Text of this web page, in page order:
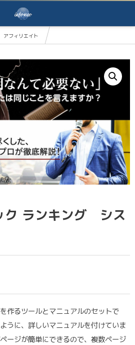
アフィリエイト
ク ランキング シス
作るツールとマニュアルのセットで
うに、詳しいマニュアルを付けていま
ージが簡単にできるので、複数ページ